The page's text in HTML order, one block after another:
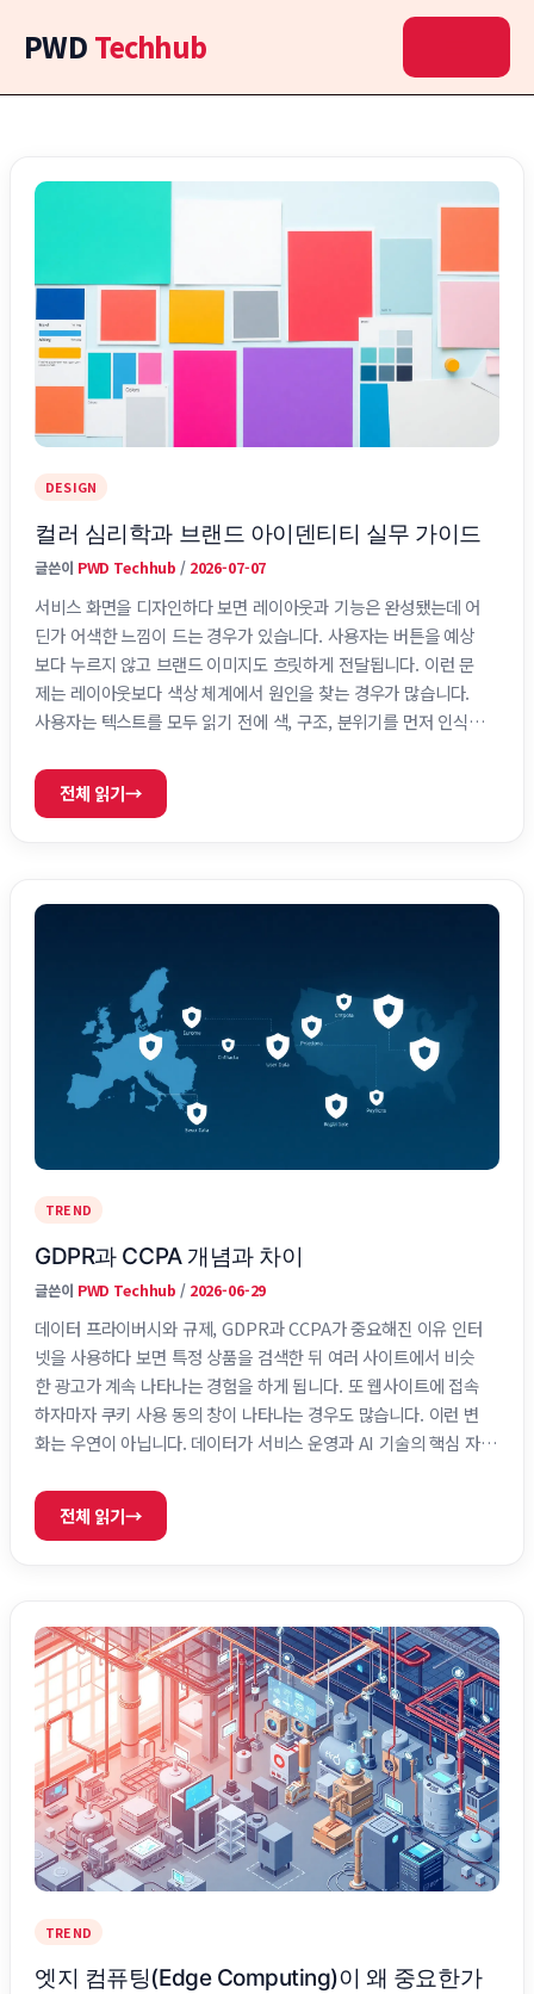
로
PWD Techhub
DESIGN
컬러 심리학과 브랜드 아이덴티티 실무 가이드
글쓴이 PWD Techhub / 2026-07-07
서비스 화면을 디자인하다 보면 레이아웃과 기능은 완성됐는데 어
딘가 어색한 느낌이 드는 경우가 있습니다. 사용자는 버튼을 예상
보다 누르지 않고 브랜드 이미지도 흐릿하게 전달됩니다. 이런 문
제는 레이아웃보다 색상 체계에서 원인을 찾는 경우가 많습니다.
사용자는 텍스트를 모두 읽기 전에 색, 구조, 분위기를 먼저 인식합
뢰감, 행동 유도 방식은 달라질 수 있습니다. 브랜드 컬러가 사용자
경험에 영향을 주는 이유 사용자는 서비스를 처음 접하는 순간 화
전체 읽기→
TREND
GDPR과 CCPA 개념과 차이
글쓴이 PWD Techhub / 2026-06-29
데이터 프라이버시와 규제, GDPR과 CCPA가 중요해진 이유 인터
넷을 사용하다 보면 특정 상품을 검색한 뒤 여러 사이트에서 비슷
한 광고가 계속 나타나는 경험을 하게 됩니다. 또 웹사이트에 접속
하자마자 쿠키 사용 동의 창이 나타나는 경우도 많습니다. 이런 변
화는 우연이 아닙니다. 데이터가 서비스 운영과 AI 기술의 핵심 자
문제가 되었습니다. GDPR은 유럽 개인정보 보호 규제이며 CCPA
는 미국 캘리포니아 소비자 개인정보 보호법입니다. 두 제도는 모
전체 읽기→
TREND
엣지 컴퓨팅(Edge Computing)이 왜 중요한가